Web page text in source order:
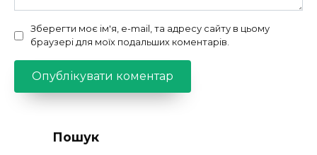
Зберегти моє ім'я, e-mail, та адресу сайту в цьому
браузері для моїх подальших коментарів.
Пошук